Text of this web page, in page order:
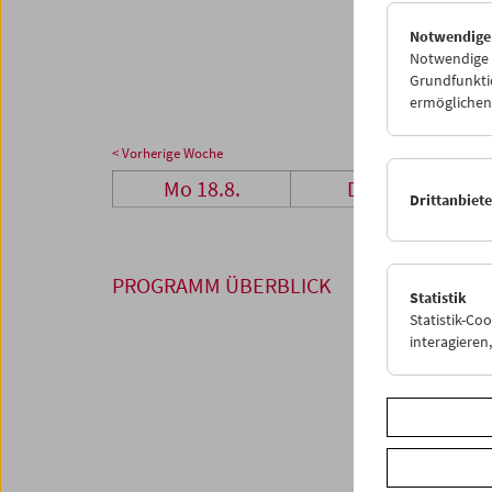
01
< Vorherige Woche
Mo 18.8. Di 19.8.
PROGRAMM ÜBERBLICK
Notwendige
Statistik
Statistik-